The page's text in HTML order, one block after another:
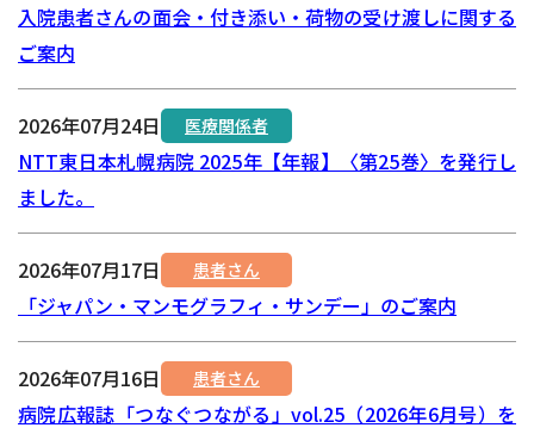
入院患者さんの面会・付き添い・荷物の受け渡しに関する
ご案内
2026年07月24日 医療関係者
NTT東日本札幌病院 2025年【年報】〈第25巻〉を発行し
ました。
2026年07月17日 患者さん
「ジャパン・マンモグラフィ・サンデー」のご案内
2026年07月16日 患者さん
病院広報誌「つなぐつながる」vol.25（2026年6月号）を